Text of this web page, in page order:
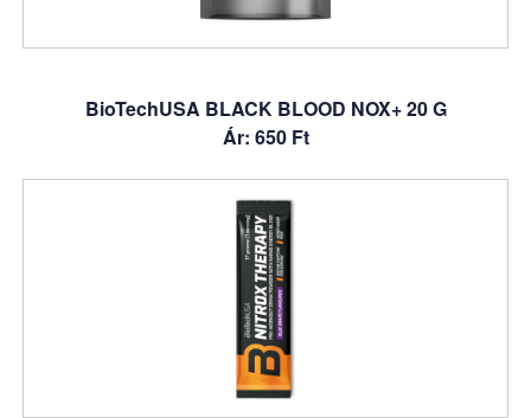
BioTechUSA BLACK BLOOD NOX+ 20 G
Ár: 650 Ft